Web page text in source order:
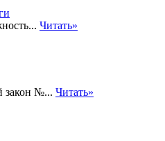
Читать»
закон №... Читать»